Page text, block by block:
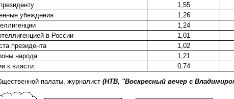
1,55
убеждения 1,26
1,24
в России 1,01
президента 1,02
народа 1,21
к власти 0,74
палаты, журналист (НТВ, "Воскресный вечер с